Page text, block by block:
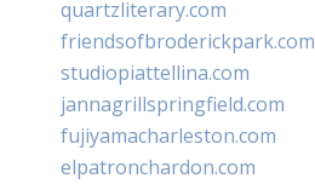
quartzliterary.com
friendsofbroderickpark.com
studiopiattellina.com
jannagrillspringfield.com
fujiyamacharleston.com
elpatronchardon.com